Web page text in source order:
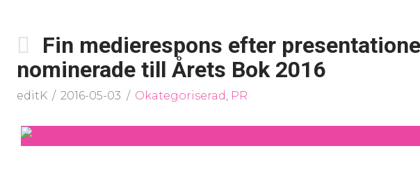
Fin medierespons efter
nominerade till Årets Bok 2016
editK 2016-05-03 Okategoriserad PR